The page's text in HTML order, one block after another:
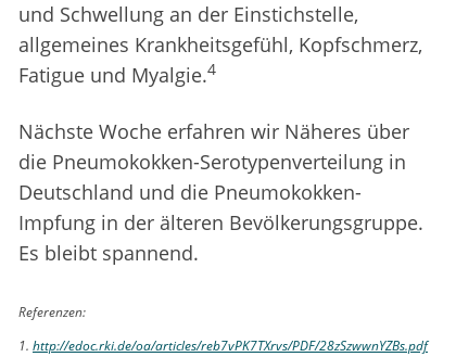
und Schwellung an der Einstichstelle,
allgemeines Krankheitsgefühl, Kopfschmerz,
Fatigue und Myalgie.4
Nächste Woche erfahren wir Näheres über
die Pneumokokken-Serotypenverteilung in
Deutschland und die Pneumokokken-
Impfung in der älteren Bevölkerungsgruppe.
Es bleibt spannend.
Referenzen:
1. http://edoc.rki.de/oa/articles/reb7vPK7TXrvs/PDF/28zSzwwnYZBs.pdf